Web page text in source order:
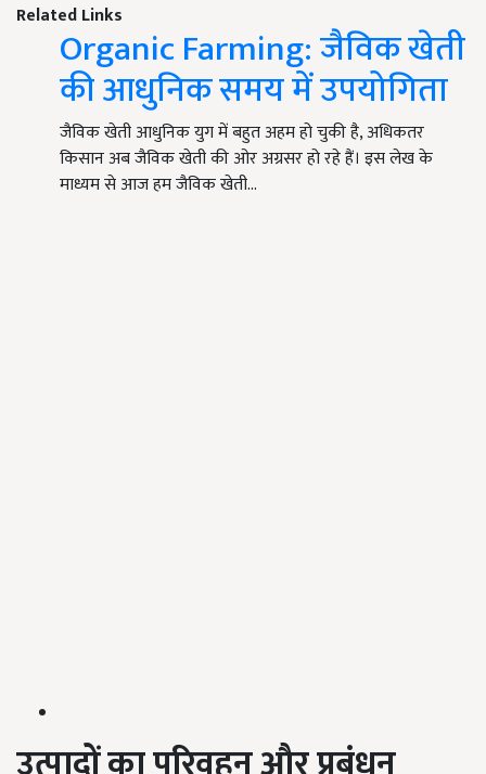
Related Links
Organic Farming: जैविक खेती
की आधुनिक समय में उपयोगिता
जैविक खेती आधुनिक युग में बहुत अहम हो चुकी है, अधिकतर
किसान अब जैविक खेती की ओर अग्रसर हो रहे हैं। इस लेख के
माध्यम से आज हम जैविक खेती…